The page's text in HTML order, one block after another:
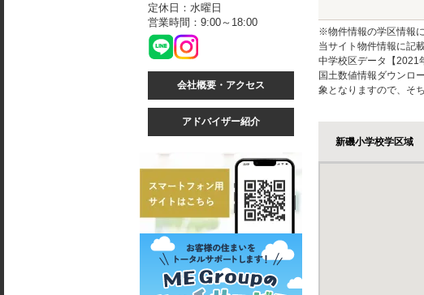
※物件情報の学区情報
当サイト物件情報に記
中学校区データ【2021
国土数値情報ダウンロ
象となりますので、そ
新磯小学校学区域
定休日：水曜日
営業時間：9:00～18:00
会社概要・アクセス
アドバイザー紹介